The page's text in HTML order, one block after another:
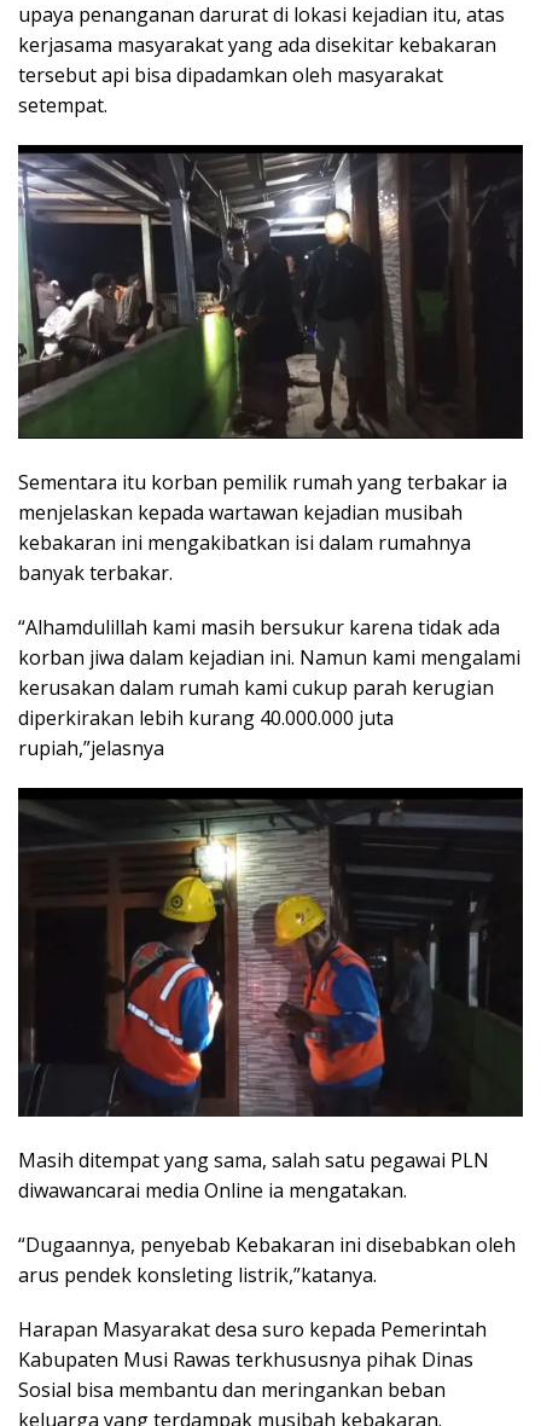
upaya penanganan darurat di lokasi kejadian itu, atas
kerjasama masyarakat yang ada disekitar kebakaran
tersebut api bisa dipadamkan oleh masyarakat
setempat.
Sementara itu korban pemilik rumah yang terbakar ia
menjelaskan kepada wartawan kejadian musibah
kebakaran ini mengakibatkan isi dalam rumahnya
banyak terbakar.
“Alhamdulillah kami masih bersukur karena tidak ada
korban jiwa dalam kejadian ini. Namun kami mengalami
kerusakan dalam rumah kami cukup parah kerugian
diperkirakan lebih kurang 40.000.000 juta
rupiah,”jelasnya
Masih ditempat yang sama, salah satu pegawai PLN
diwawancarai media Online ia mengatakan.
“Dugaannya, penyebab Kebakaran ini disebabkan oleh
arus pendek konsleting listrik,”katanya.
Harapan Masyarakat desa suro kepada Pemerintah
Kabupaten Musi Rawas terkhususnya pihak Dinas
Sosial bisa membantu dan meringankan beban
keluarga yang terdampak musibah kebakaran.